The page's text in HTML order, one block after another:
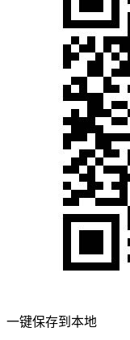
一键保存到本地